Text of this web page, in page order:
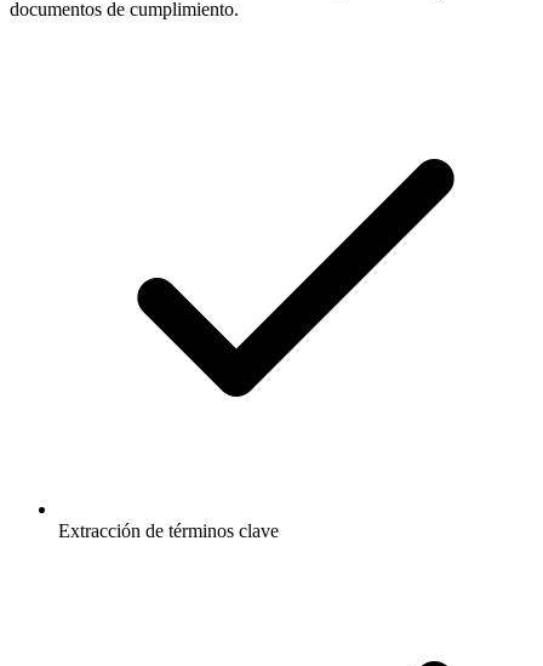
documentos de cumplimiento.
Extracción de términos clave